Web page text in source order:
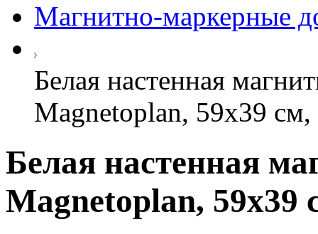
Магнитно-маркерные
Белая настенная
Magnetoplan, 59х39 см,
Белая настенная
Magnetoplan, 59х39